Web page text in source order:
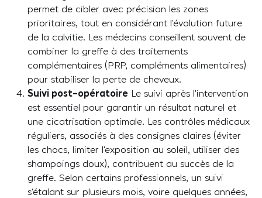
permet de cibler avec précision les zones
prioritaires, tout en considérant l’évolution future
de la calvitie. Les médecins conseillent souvent de
combiner la greffe à des traitements
complémentaires (PRP, compléments alimentaires)
pour stabiliser la perte de cheveux.
Suivi post-opératoire Le suivi après l’intervention
est essentiel pour garantir un résultat naturel et
une cicatrisation optimale. Les contrôles médicaux
réguliers, associés à des consignes claires (éviter
les chocs, limiter l’exposition au soleil, utiliser des
shampoings doux), contribuent au succès de la
greffe. Selon certains professionnels, un suivi
s’étalant sur plusieurs mois, voire quelques années,